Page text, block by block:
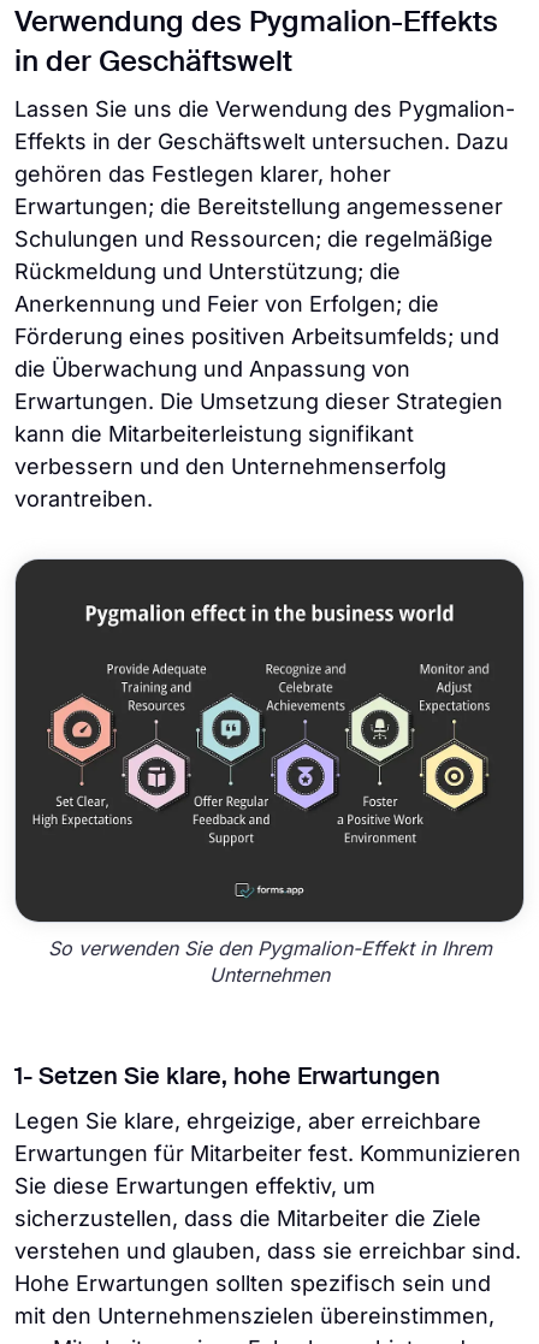
Verwendung des Pygmalion-Effekts
in der Geschäftswelt
Lassen Sie uns die Verwendung des Pygmalion-
Effekts in der Geschäftswelt untersuchen. Dazu
gehören das Festlegen klarer, hoher
Erwartungen; die Bereitstellung angemessener
Schulungen und Ressourcen; die regelmäßige
Rückmeldung und Unterstützung; die
Anerkennung und Feier von Erfolgen; die
Förderung eines positiven Arbeitsumfelds; und
die Überwachung und Anpassung von
Erwartungen. Die Umsetzung dieser Strategien
kann die Mitarbeiterleistung signifikant
verbessern und den Unternehmenserfolg
vorantreiben.
So verwenden Sie den Pygmalion-Effekt in Ihrem
Unternehmen
1- Setzen Sie klare, hohe Erwartungen
Legen Sie klare, ehrgeizige, aber erreichbare
Erwartungen für Mitarbeiter fest. Kommunizieren
Sie diese Erwartungen effektiv, um
sicherzustellen, dass die Mitarbeiter die Ziele
verstehen und glauben, dass sie erreichbar sind.
Hohe Erwartungen sollten spezifisch sein und
mit den Unternehmenszielen übereinstimmen,